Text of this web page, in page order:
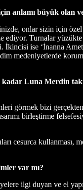
anlamı büyük olan
onlar sizin için
Turnalar
ise ‘İnanna
medeniyetlerde
Luna Merdin
görmek bizi
birleştirme
cesurca
var mı?
ilgi duyan ve el